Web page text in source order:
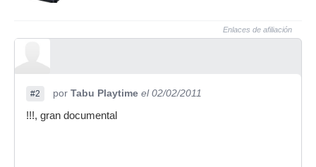
Enlaces de afiliación
#2 por Tabu Playtime el 02/02/2011
!!!, gran documental